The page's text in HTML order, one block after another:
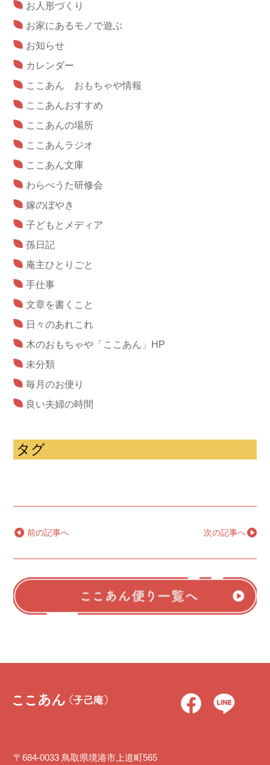
お人形づくり
お家にあるモノで遊ぶ
お知らせ
カレンダー
ここあん おもちゃや情報
ここあんおすすめ
ここあんの場所
ここあんラジオ
ここあん文庫
わらべうた研修会
嫁のぼやき
子どもとメディア
孫日記
庵主ひとりごと
手仕事
文章を書くこと
日々のあれこれ
木のおもちゃや「ここあん」HP
未分類
毎月のお便り
良い夫婦の時間
タグ
← 前の記事へ 次の記事へ→
〒684-0033 鳥取県境港市上道町565